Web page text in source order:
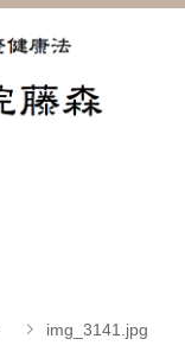
img_3141.jpg